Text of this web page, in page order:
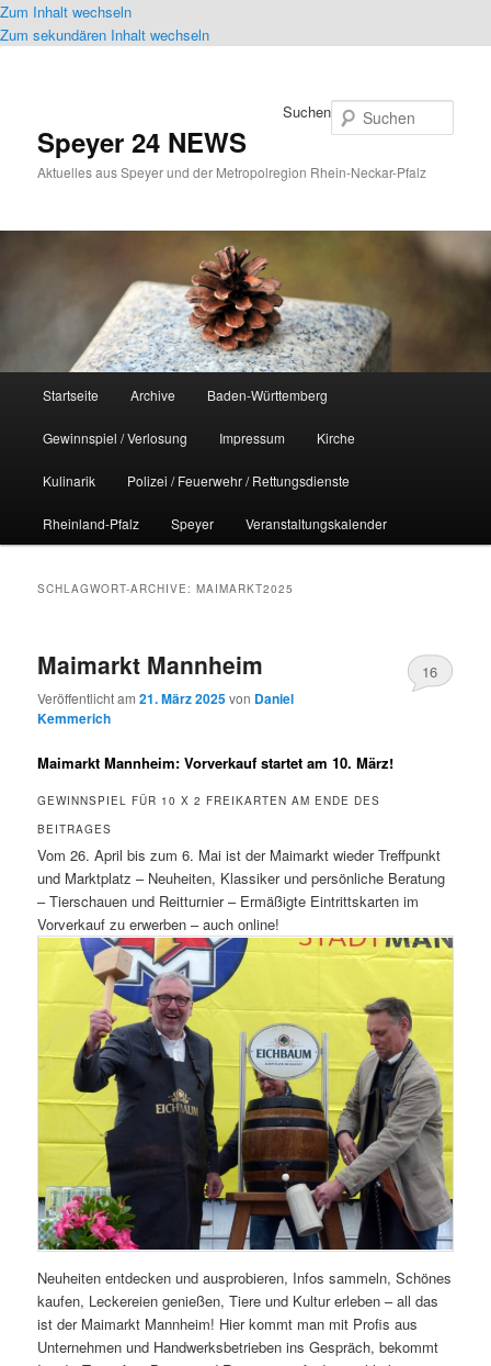
Zum Inhalt wechseln
Zum sekundären Inhalt wechseln
Speyer 24 NEWS
Aktuelles aus Speyer und der Metropolregion Rhein-Neckar-Pfalz
Suchen
Startseite Archive Baden-Württemberg
Gewinnspiel / Verlosung Impressum Kirche
Kulinarik Polizei / Feuerwehr / Rettungsdienste
Rheinland-Pfalz Speyer Veranstaltungskalender
SCHLAGWORT-ARCHIVE:MAIMARKT2025
Maimarkt Mannheim
Veröffentlicht am21. März 2025von Daniel
Kemmerich
16
Maimarkt Mannheim: Vorverkauf startet am 10. März!
GEWINNSPIEL FÜR 10 X 2 FREIKARTEN AM ENDE DES
BEITRAGES
Vom 26. April bis zum 6. Mai ist der Maimarkt wieder Treffpunkt
und Marktplatz – Neuheiten, Klassiker und persönliche Beratung
– Tierschauen und Reitturnier – Ermäßigte Eintrittskarten im
Vorverkauf zu erwerben – auch online!
Neuheiten entdecken und ausprobieren, Infos sammeln, Schönes
kaufen, Leckereien genießen, Tiere und Kultur erleben – all das
ist der Maimarkt Mannheim! Hier kommt man mit Profis aus
Unternehmen und Handwerksbetrieben ins Gespräch, bekommt